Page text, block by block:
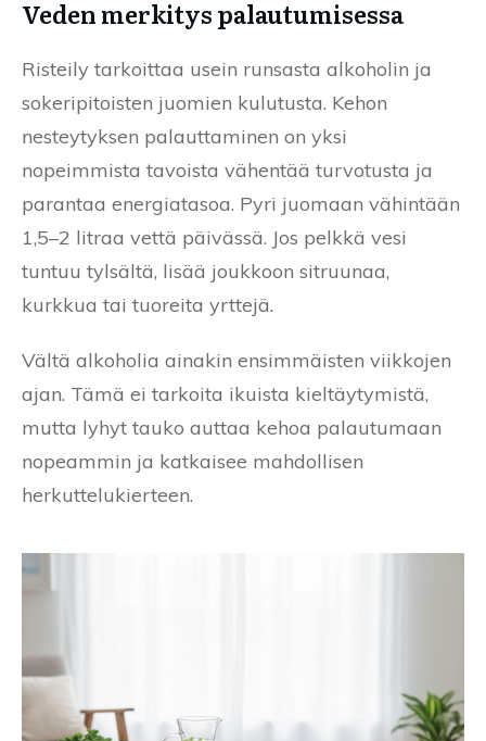
Veden merkitys palautumisessa
Risteily tarkoittaa usein runsasta alkoholin ja
sokeripitoisten juomien kulutusta. Kehon
nesteytyksen palauttaminen on yksi
nopeimmista tavoista vähentää turvotusta ja
parantaa energiatasoa. Pyri juomaan vähintään
1,5–2 litraa vettä päivässä. Jos pelkkä vesi
tuntuu tylsältä, lisää joukkoon sitruunaa,
kurkkua tai tuoreita yrttejä.
Vältä alkoholia ainakin ensimmäisten viikkojen
ajan. Tämä ei tarkoita ikuista kieltäytymistä,
mutta lyhyt tauko auttaa kehoa palautumaan
nopeammin ja katkaisee mahdollisen
herkuttelukierteen.